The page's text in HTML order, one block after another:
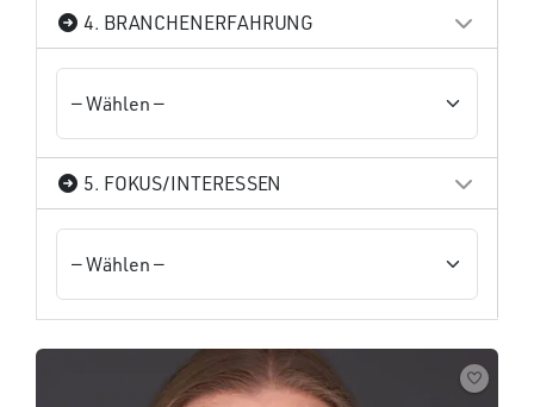
4. BRANCHENERFAHRUNG
5. FOKUS/INTERESSEN